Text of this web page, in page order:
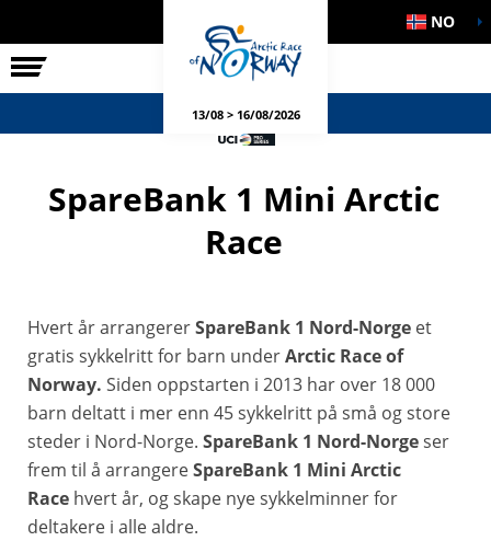
NO
13/08 > 16/08/2026
SpareBank 1 Mini Arctic
Race
Hvert år arrangererSpareBank 1 Nord-Norge et
gratis sykkelritt for barn underArctic Race of
Norway. Siden oppstarten i 2013 har over 18 000
barn deltatt i mer enn 45 sykkelritt på små og store
steder i Nord-Norge. SpareBank 1 Nord-Norgeser
frem til å arrangereSpareBank 1 Mini Arctic
Race hvert år, og skape nye sykkelminner for
deltakere i alle aldre.